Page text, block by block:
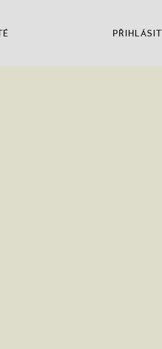
PŘIHLÁSIT